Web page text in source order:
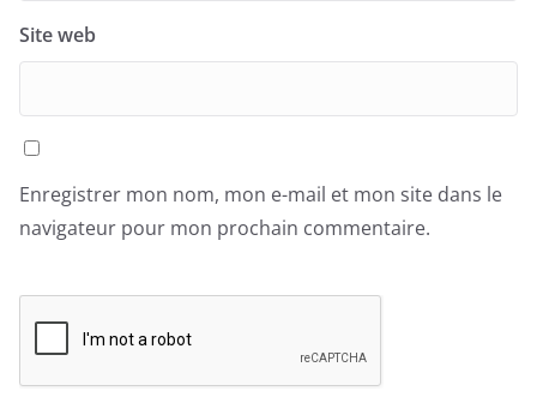
Site web
Enregistrer mon nom, mon e-mail et mon site dans le
navigateur pour mon prochain commentaire.